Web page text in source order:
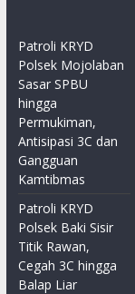
Patroli KRYD
Polsek Mojolaban
Sasar SPBU
hingga
Permukiman,
Antisipasi 3C dan
Gangguan
Kamtibmas
Patroli KRYD
Polsek Baki Sisir
Titik Rawan,
Cegah 3C hingga
Balap Liar